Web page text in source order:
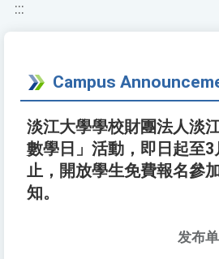
:::
Campus
淡江大學學校財團法人淡
數學日」活動，即日起至
止，開放學生免費報名參
知。
发布单